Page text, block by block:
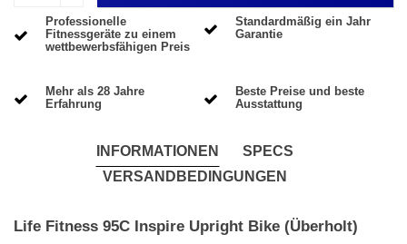
Professionelle
Fitnessgeräte zu einem
wettbewerbsfähigen Preis
Standardmäßig ein Jahr
Garantie
Mehr als 28 Jahre
Erfahrung
Beste Preise und beste
Ausstattung
INFORMATIONEN
SPECS
VERSANDBEDINGUNGEN
Life Fitness 95C Inspire Upright Bike (Überholt)